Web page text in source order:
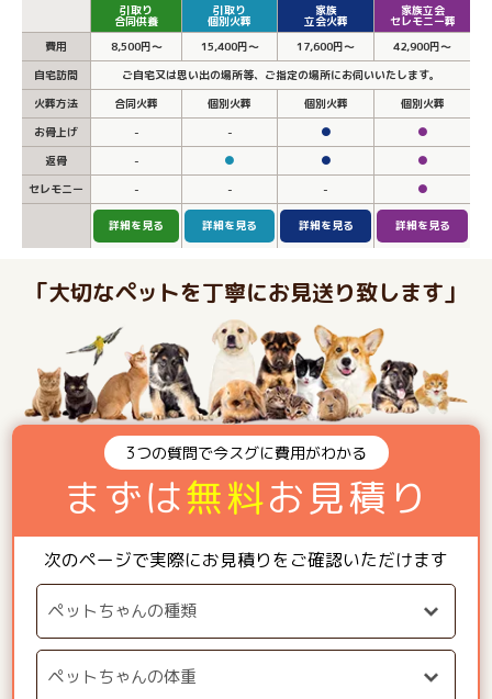
引取り
合同供養
引取り
個別火葬
家族
立会火葬
家族立会
セレモニー葬
費用
8,500円～ 15,400円～ 17,600円～
42,900円～
自宅訪問
ご自宅又は思い出の場所等、ご指定の場所にお伺いいたします。
火葬方法
合同火葬 個別火葬 個別火葬
個別火葬
お骨上げ
- - ●
●
返骨
- ● ●
●
セレモニー
- - - ●
詳細を見る 詳細を見る 詳細を見る 詳細を見る
「大切なペットを丁寧にお見送り致します」
3つの質問で今スグに費用がわかる
まずは無料お見積り
次のページで実際にお見積りをご確認いただけます